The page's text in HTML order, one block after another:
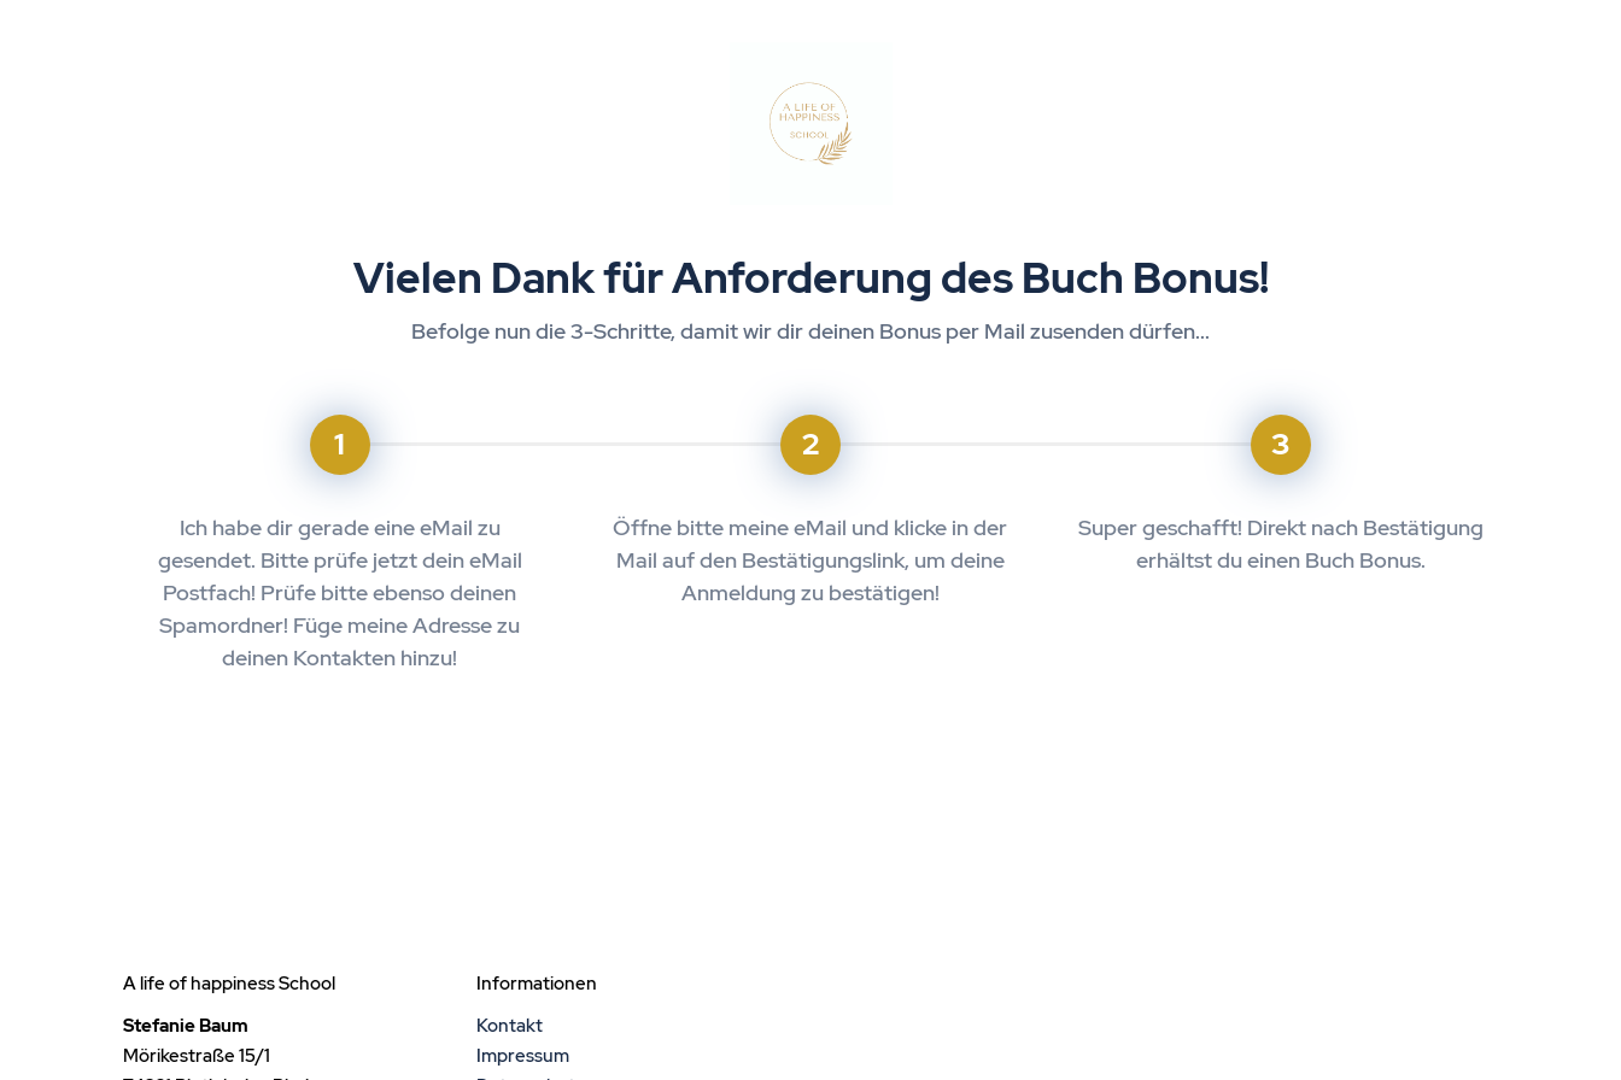
Vielen Dank für Anforderung des Buch Bonus!
Befolge nun die 3-Schritte, damit wir dir deinen Bonus per Mail zusenden dürfen...
1
Ich habe dir gerade eine eMail zu
gesendet. Bitte prüfe jetzt dein eMail
Postfach! Prüfe bitte ebenso deinen
Spamordner! Füge meine Adresse zu
deinen Kontakten hinzu!
2
Öffne bitte meine eMail und klicke in der
Mail auf den Bestätigungslink, um deine
Anmeldung zu bestätigen!
3
Super geschafft! Direkt nach Bestätigung
erhältst du einen Buch Bonus.
A life of happiness School
Stefanie Baum
Mörikestraße 15/1
Informationen
Kontakt
Impressum